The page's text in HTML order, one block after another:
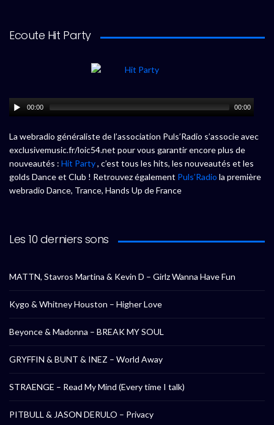
Ecoute Hit Party
00:00 00:00
La webradio généraliste de l’association Puls’Radio s’associe avec
exclusivemusic.fr/loic54.net pour vous garantir encore plus de
nouveautés : Hit Party, c’est tous les hits, les nouveautés et les
golds Dance et Club ! Retrouvez également Puls’Radio la première
webradio Dance, Trance, Hands Up de France
Les 10 derniers sons
MATTN, Stavros Martina & Kevin D – Girlz Wanna Have Fun
Kygo & Whitney Houston – Higher Love
Beyonce & Madonna – BREAK MY SOUL
GRYFFIN & BUNT & INEZ – World Away
STRAENGE – Read My Mind (Every time I talk)
PITBULL & JASON DERULO – Privacy